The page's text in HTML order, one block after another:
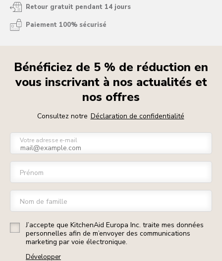
Retour gratuit pendant 14 jours
Paiement 100% sécurisé
Bénéficiez de 5 % de réduction en
vous inscrivant à nos actualités et
nos offres
Consultez notre Déclaration de confidentialité
Votre adresse e-mail
Prénom
Nom de famille
J’accepte que KitchenAid Europa Inc. traite mes données
personnelles afin de m’envoyer des communications
marketing par voie électronique.
Développer